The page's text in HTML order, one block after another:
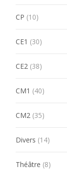
CP (10)
CE1 (30)
CE2 (38)
CM1 (40)
CM2 (35)
Divers (14)
Théâtre (8)